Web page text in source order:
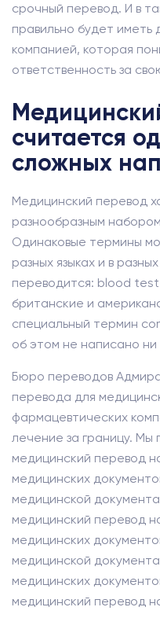
срочный перевод. И в
правильно будет иметь
компанией, которая
ответственность за
считается
сложных
Медицинский перевод
разнообразным
Одинаковые термины
разных языках и в
переводится: blood
британские и
специальный термин
об этом не написано
Бюро переводов
перевода для
фармацевтических
лечение за границу. Мы
медицинский перевод
медицинских
медицинской
медицинский перевод
медицинских
медицинской
медицинских
медицинский перевод